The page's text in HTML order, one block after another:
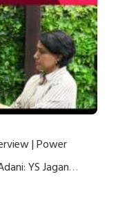
| Power
YS Jagan